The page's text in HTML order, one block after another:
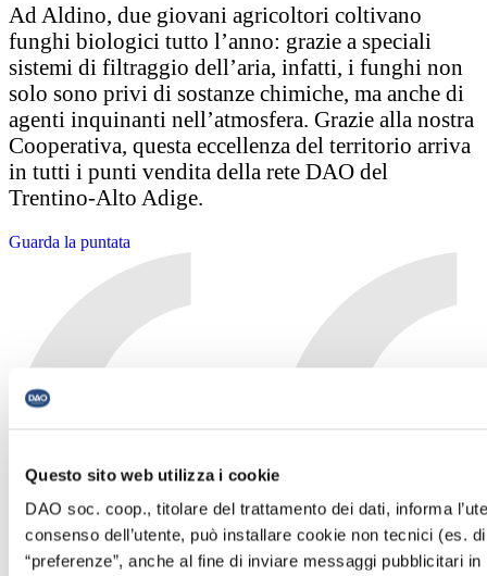
Questo sito web utilizza i cookie
DAO soc. coop., titolare del trattamento dei dati, informa
consenso dell’utente, può installare cookie non tecnici (es.
“preferenze”, anche al fine di inviare messaggi pubblicitari
Ad Aldino, due giovani agricoltori coltivano
funghi biologici tutto l’anno: grazie a speciali
sistemi di filtraggio dell’aria, infatti, i funghi non
solo sono privi di sostanze chimiche, ma anche di
agenti inquinanti nell’atmosfera. Grazie alla nostra
Cooperativa, questa eccellenza del territorio arriva
in tutti i punti vendita della rete DAO del
Trentino-Alto Adige.
Guarda la puntata